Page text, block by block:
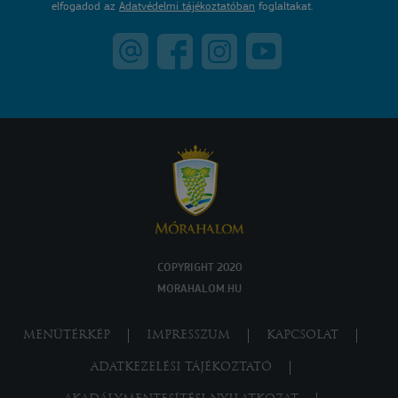
elfogadod az Adatvédelmi tájékoztatóban foglaltakat.
COPYRIGHT 2020
MORAHALOM.HU
MENÜTÉRKÉP IMPRESSZUM KAPCSOLAT
ADATKEZELÉSI TÁJÉKOZTATÓ